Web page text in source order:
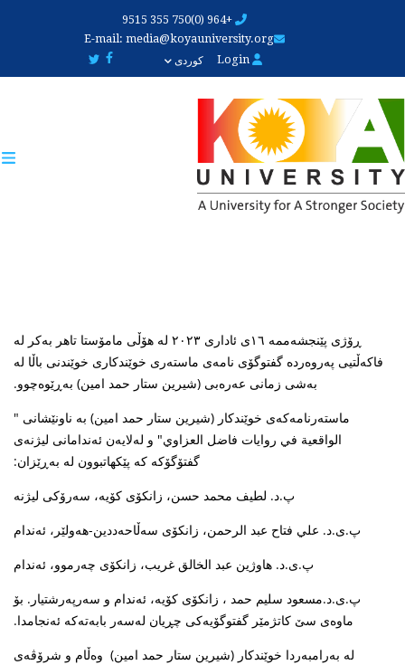
content
+964 (0)750 355 9515
E-mail: media@koyauniversity.org
Login
کوردی
ڕۆژی پێنجشەممە ١٦ی ئاداری ٢٠٢٣ لە هۆڵی مامۆستا تاهر بەکر لە
فاکەڵتیی پەروەردە گفتوگۆی نامەی ماستەری خوێندکاری خوێندنی باڵا لە
بەشی زمانی عەرەبی (شیرین ستار حمد امین) بەڕێوەچوو.
ماستەرنامەکەی خوێندکار (شیرین ستار حمد امین) بە ناونێشانی "
الواقعیة في روایات فاضل العزاوي" و لەلایەن ئەندامانی لیژنەی
گفتۆگۆکە کە پێکهاتبوون لە بەڕێزان:
پ.د. لطیف محمد حسن، زانکۆی کۆیە، سەرۆکی لیژنە
پ.ی.د. علي فتاح عبد الرحمن، زانکۆی سەڵاحەددین-هەولێر، ئەندام
پ.ی.د. هاوژین عبد الخالق غریب، زانکۆی چەرموو، ئەندام
پ.ی.د.مسعود سلیم حمد ، زانکۆی کۆیە، ئەندام و سەرپەرشتیار. بۆ
ماوەی سێ کاتژمێر گفتوگۆیەکی چڕیان لەسەر بابەتەکە ئەنجامدا.
لە بەرامبەردا خوێندکار (شیرین ستار حمد امین) وەڵام و شرۆڤەی